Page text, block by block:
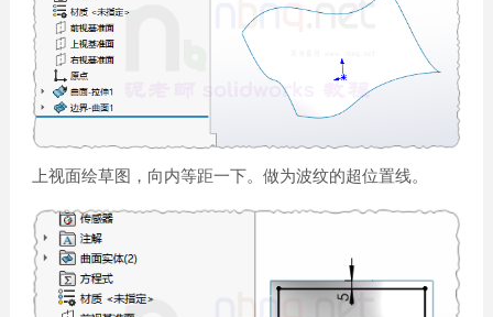
上视面绘草图，向内等距一下。做为波纹的超位置线。